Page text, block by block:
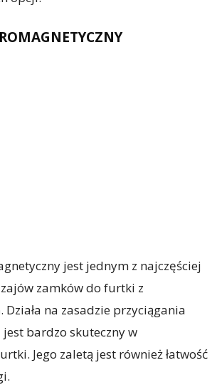
jest jednym z najczęściej
zamków do furtki z
Działa na zasadzie przyciągania
bardzo skuteczny w
Jego zaletą jest również łatwość